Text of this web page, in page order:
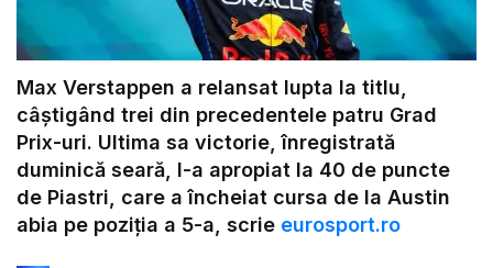
Max Verstappen a relansat lupta la titlu,
câștigând trei din precedentele patru Grad
Prix-uri. Ultima sa victorie, înregistrată
duminică seară, l-a apropiat la 40 de puncte
de Piastri, care a încheiat cursa de la Austin
abia pe poziția a 5-a, scrie eurosport.ro